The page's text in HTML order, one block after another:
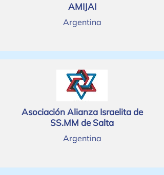
AMIJAI
Argentina
Asociación Alianza Israelita de
SS.MM de Salta
Argentina